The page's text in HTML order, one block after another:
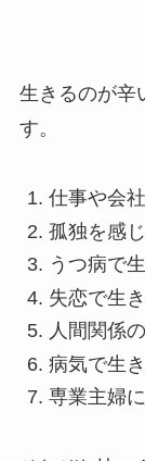
生きるのが辛
す。
仕事や会
孤独を感
うつ病で
失恋で生
人間関係
病気で生
専業主婦